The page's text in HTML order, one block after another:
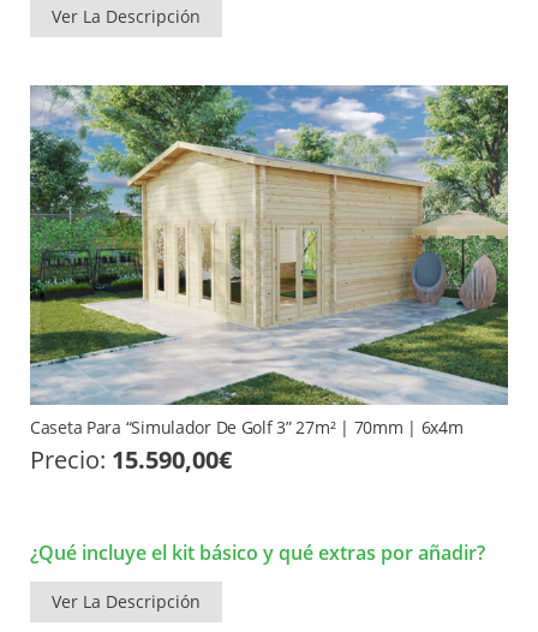
Ver La Descripción
Caseta Para “Simulador De Golf 3” 27m² | 70mm | 6x4m
Precio: 15.590,00€
¿Qué incluye el kit básico y qué extras por añadir?
Ver La Descripción